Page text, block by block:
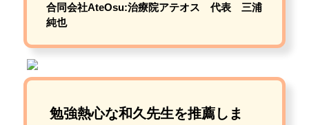
合同会社AteOsu:治療院アテオス 代表 三浦
純也
勉強熱心な和久先生を推薦しま